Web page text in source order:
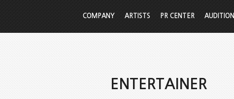
COMPANY ARTISTS PR CENTER AUDITION
ENTERTAINER